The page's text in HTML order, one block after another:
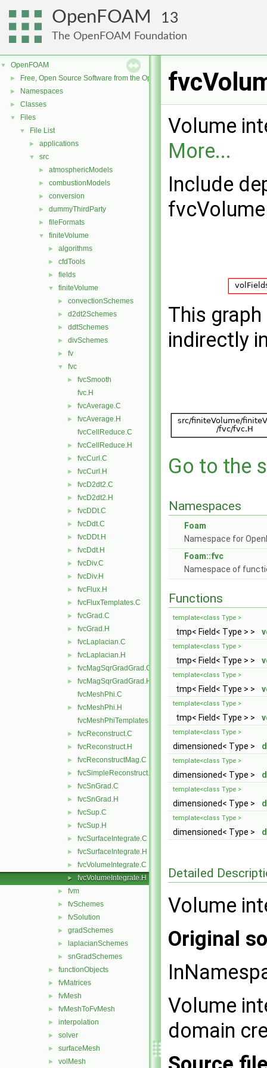
OpenFOAM 13
The OpenFOAM Foundation
▼ OpenFOAM
► Free, Open Source Software from the OpenFOAM Foundation
► Namespaces
► Classes
▼ Files
▼ File List
► applications
▼ src
► atmosphericModels
► combustionModels
► conversion
► dummyThirdParty
► fileFormats
▼ finiteVolume
► algorithms
► cfdTools
► fields
▼ finiteVolume
► convectionSchemes
► d2dt2Schemes
► ddtSchemes
► divSchemes
► fv
▼ fvc
►
fvcSmooth
fvc.H
► fvcAverage.C
►
fvcAverage.H
fvcCellReduce.C
► fvcCellReduce.H
► fvcCurl.C
► fvcCurl.H
► fvcD2dt2.C
► fvcD2dt2.H
► fvcDDt.C
► fvcDdt.C
► fvcDDt.H
► fvcDdt.H
► fvcDiv.C
► fvcDiv.H
► fvcFlux.H
► fvcFluxTemplates.C
► fvcGrad.C
► fvcGrad.H
► fvcLaplacian.C
► fvcLaplacian.H
► fvcMagSqrGradGrad.C
►
fvcMagSqrGradGrad.H
fvcMeshPhi.C
►
fvcMeshPhi.H
fvcMeshPhiTemplates.C
► fvcReconstruct.C
► fvcReconstruct.H
► fvcReconstructMag.C
► fvcSimpleReconstruct.C
► fvcSnGrad.C
► fvcSnGrad.H
► fvcSup.C
► fvcSup.H
► fvcSurfaceIntegrate.C
► fvcSurfaceIntegrate.H
► fvcVolumeIntegrate.C
► fvcVolumeIntegrate.H
► fvm
► fvSchemes
► fvSolution
► gradSchemes
► laplacianSchemes
► snGradSchemes
► functionObjects
► fvMatrices
► fvMesh
► fvMeshToFvMesh
► interpolation
► solver
► surfaceMesh
► volMesh
Volume
More...
Include
This
indirectly
Go to the
Namespaces
Foam
Namespace for
Foam::fvc
Namespace of
Functions
template<class Type >
tmp< Field< Type > >
template<class Type >
tmp< Field< Type > >
template<class Type >
tmp< Field< Type > >
template<class Type >
tmp< Field< Type > >
template<class Type >
dimensioned< Type >
template<class Type >
dimensioned< Type >
template<class Type >
dimensioned< Type >
template<class Type >
dimensioned< Type >
Detailed
Volume
Original
Volume
domain